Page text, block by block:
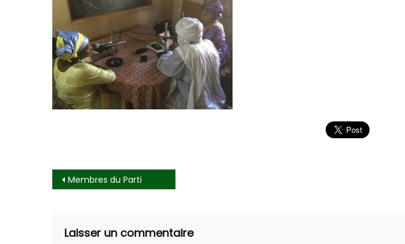
Navigation
l’article
Membres du Parti
Laisser un commentaire